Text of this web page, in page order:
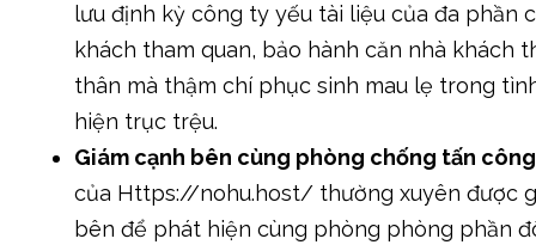
lưu định kỳ công ty yếu tài liệu của đa phần
khách tham quan, bảo hành căn nhà khách
thân mà thậm chí phục sinh mau lẹ trong
hiện trục trệu.
Giám cạnh bên cùng phòng chống tấn công
của Https://nohu.host/ thường xuyên được
bên để phát hiện cùng phòng phòng phần